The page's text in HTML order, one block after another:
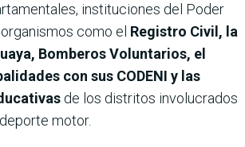
instituciones del Poder
como el Registro Civil, la
Bomberos Voluntarios, el
con sus CODENI y las
de los distritos involucrados
motor.